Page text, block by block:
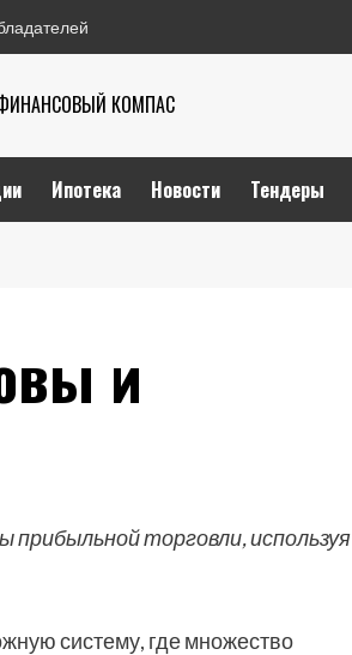
КОМПАС
Ипотека Новости Тендеры
и
прибыльной торговли, используя
систему, где множество